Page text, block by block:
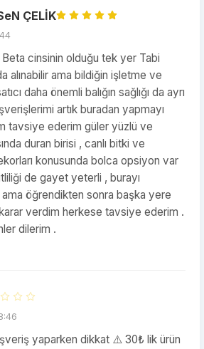
ÇELİK
cinsinin olduğu tek yer Tabi
alınabilir ama bildiğin işletme ve
daha önemli balığın sağlığı da ayrı
artık buradan yapmayı
tavsiye ederim güler yüzlü ve
duran birisi , canlı bitki ve
konusunda bolca opsiyon var
de gayet yeterli , burayı
öğrendikten sonra başka yere
verdim herkese tavsiye ederim .
dilerim .
yaparken dikkat ⚠️ 30₺ lik ürün